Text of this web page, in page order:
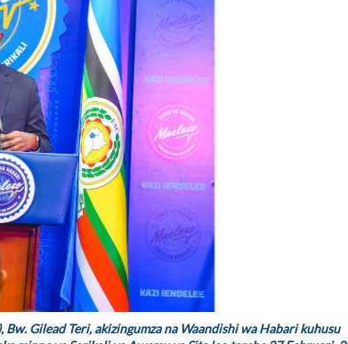
Gilead Teri, akizingumza na Waandishi wa Habari kuhusu